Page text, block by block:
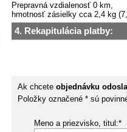
Prepravná vzdialenosť 0 km,
hmotnosť zásielky cca 2,4 kg
4. Rekapitulácia platby:
Ak chcete objednávku
Položky označené * sú
Meno a priezvisko, titul:*